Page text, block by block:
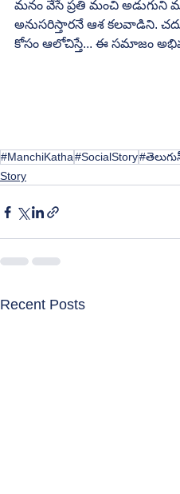
మనం వేసే ప్రతి మంచి అడుగుని
అనుసరిస్తారనే ఆశ కలవాడిని.
కోసం ఆలోచిస్తే... ఈ సమాజం
#ManchiKatha#SocialStory
Story
Recent Posts